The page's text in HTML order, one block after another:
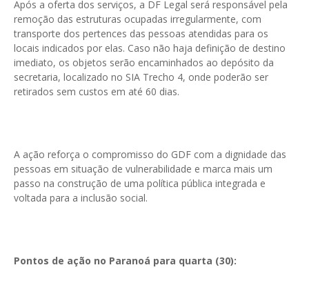
Após a oferta dos serviços, a DF Legal será responsável pela
remoção das estruturas ocupadas irregularmente, com
transporte dos pertences das pessoas atendidas para os
locais indicados por elas. Caso não haja definição de destino
imediato, os objetos serão encaminhados ao depósito da
secretaria, localizado no SIA Trecho 4, onde poderão ser
retirados sem custos em até 60 dias.
A ação reforça o compromisso do GDF com a dignidade das
pessoas em situação de vulnerabilidade e marca mais um
passo na construção de uma política pública integrada e
voltada para a inclusão social.
Pontos de ação no Paranoá para quarta (30):